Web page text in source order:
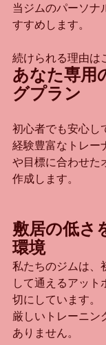
当ジムのパーソナ
すすめします。
続けられる理由は
あなた専用
グプラン
初心者でも安心し
経験豊富なトレー
や目標に合わせた
作成します。
敷居の低さ
環境
私たちのジムは、
して通えるアット
切にしています。
厳しいトレーニン
ありません。